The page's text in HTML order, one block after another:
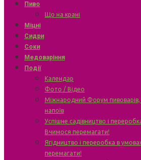
Пиво
Що на крані
Міцні
Сидри
Соки
Медоваріння
Події
Календар
Фото / Відео
Міжнародний Форум пивоварів,
напоїв
Успішне садівництво і
Вчимося перемагати!
Ягідництво і переробка в
перемагати!